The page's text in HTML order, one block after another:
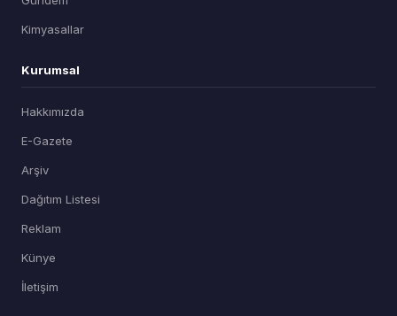
Kimyasallar
Kurumsal
Hakkımızda
E-Gazete
Arşiv
Dağıtım Listesi
Reklam
Künye
İletişim